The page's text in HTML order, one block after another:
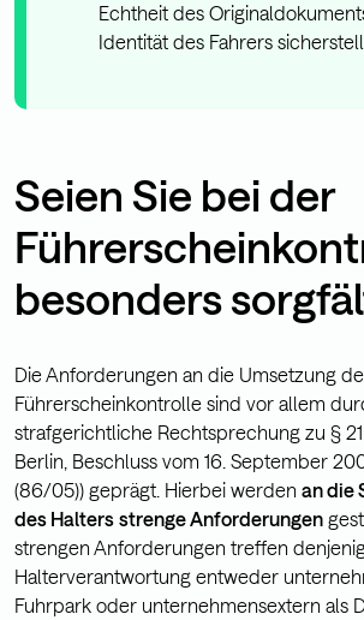
Echtheit des
Identität des Fahrers
Seien Sie bei der
besonders
Die Anforderungen an die Umsetzung
Führerscheinkontrolle sind vor allem
strafgerichtliche Rechtsprechung zu § 21
Berlin, Beschluss vom 16. September
(86/05)) geprägt. Hierbei werden an die
des Halters strenge Anforderungen
strengen Anforderungen treffen
Halterverantwortung entweder
Fuhrpark oder unternehmensextern als